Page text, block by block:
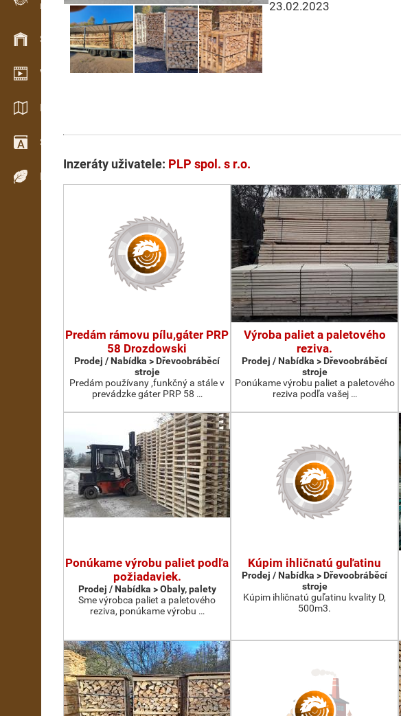
Evidence dřeva v terénu
Skladové hospodářství
Video showroom
Katalogy / Brožury
Slovník
Dřeviny
23.02.2023
Inzeráty uživatele: PLP spol. s r.o.
Predám rámovu pílu,gáter PRP
58 Drozdowski
Prodej / Nabídka > Dřevoobráběcí
stroje
Predám používany ,funkčný a stále v
prevádzke gáter PRP 58 …
Výroba paliet a paletového
reziva.
Prodej / Nabídka > Dřevoobráběcí
stroje
Ponúkame výrobu paliet a paletového
reziva podľa vašej …
Ponúkame výrobu paliet podľa
požiadaviek.
Prodej / Nabídka > Obaly, palety
Sme výrobca paliet a paletového
reziva, ponúkame výrobu …
Kúpim ihličnatú guľatinu
Prodej / Nabídka > Dřevoobráběcí
stroje
Kúpim ihličnatú guľatinu kvality D,
500m3.